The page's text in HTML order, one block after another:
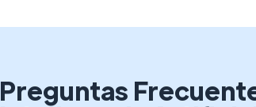
Preguntas